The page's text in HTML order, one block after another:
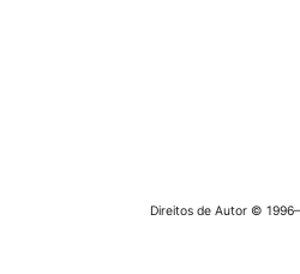
Direitos de Autor ©